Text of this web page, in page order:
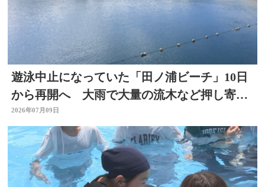
遊泳中止になっていた「田ノ浦ビーチ」10日
から再開へ 大雨で大量の流木など押し寄せ
る 大分
2026年07月09日